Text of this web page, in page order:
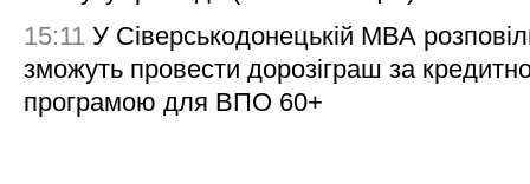
15:11 У Сіверськодонецькій МВА
зможуть провести дорозіграш за
програмою для ВПО 60+